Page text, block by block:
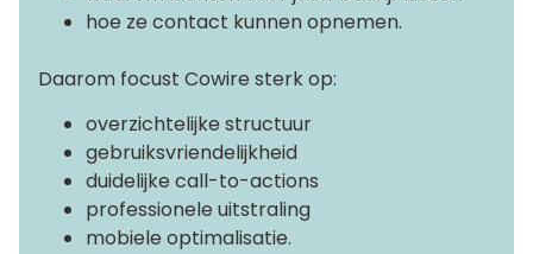
hoe ze contact kunnen opnemen.
Daarom focust Cowire sterk op:
overzichtelijke structuur
gebruiksvriendelijkheid
duidelijke call-to-actions
professionele uitstraling
mobiele optimalisatie.